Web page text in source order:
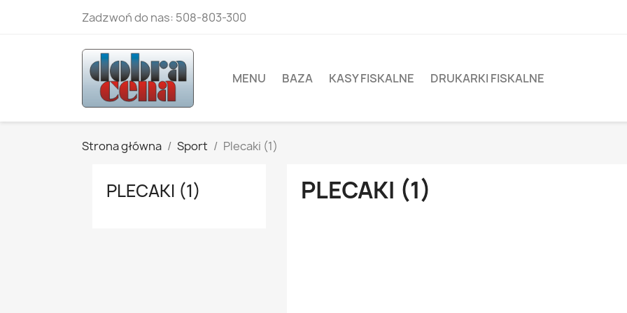
Zadzwoń do nas: 508-803-300
MENU BAZA KASY FISKALNE DRUKARKI FISKALNE
Strona główna Sport Plecaki (1)
PLECAKI (1) PLECAKI (1)